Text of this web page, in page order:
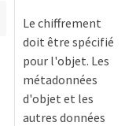
Le chiffrement
doit être spécifié
pour l'objet. Les
métadonnées
d'objet et les
autres données